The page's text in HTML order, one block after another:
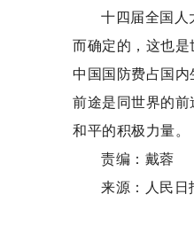
十四届全国
而确定的，这也
中国国防费占国
前途是同世界的
和平的积极力量。
责编：戴蓉
来源：人民日